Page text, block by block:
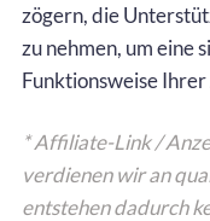
zögern, die
zu nehmen, um eine
Funktionsweise
* Affiliate-Link /
verdienen wir an
entstehen dadurch